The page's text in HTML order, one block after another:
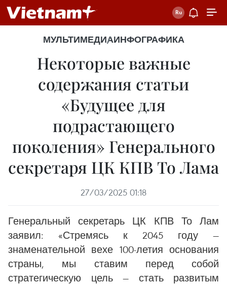
МУЛЬТИМЕДИАИНФОГРАФИКА
Некоторые важные
содержания статьи
«Будущее для
подрастающего
поколения» Генерального
секретаря ЦК КПВ То Лама
27/03/2025 01:18
Генеральный секретарь ЦК КПВ То Лам
заявил: «Стремясь к 2045 году —
знаменательной вехе 100-летия основания
страны, мы ставим перед собой
стратегическую цель — стать развитым